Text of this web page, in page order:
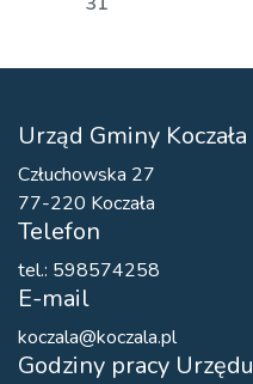
Urząd Gminy Koczała
Człuchowska 27
77-220 Koczała
Telefon
tel.: 598574258
E-mail
koczala@koczala.pl
Godziny pracy Urzędu